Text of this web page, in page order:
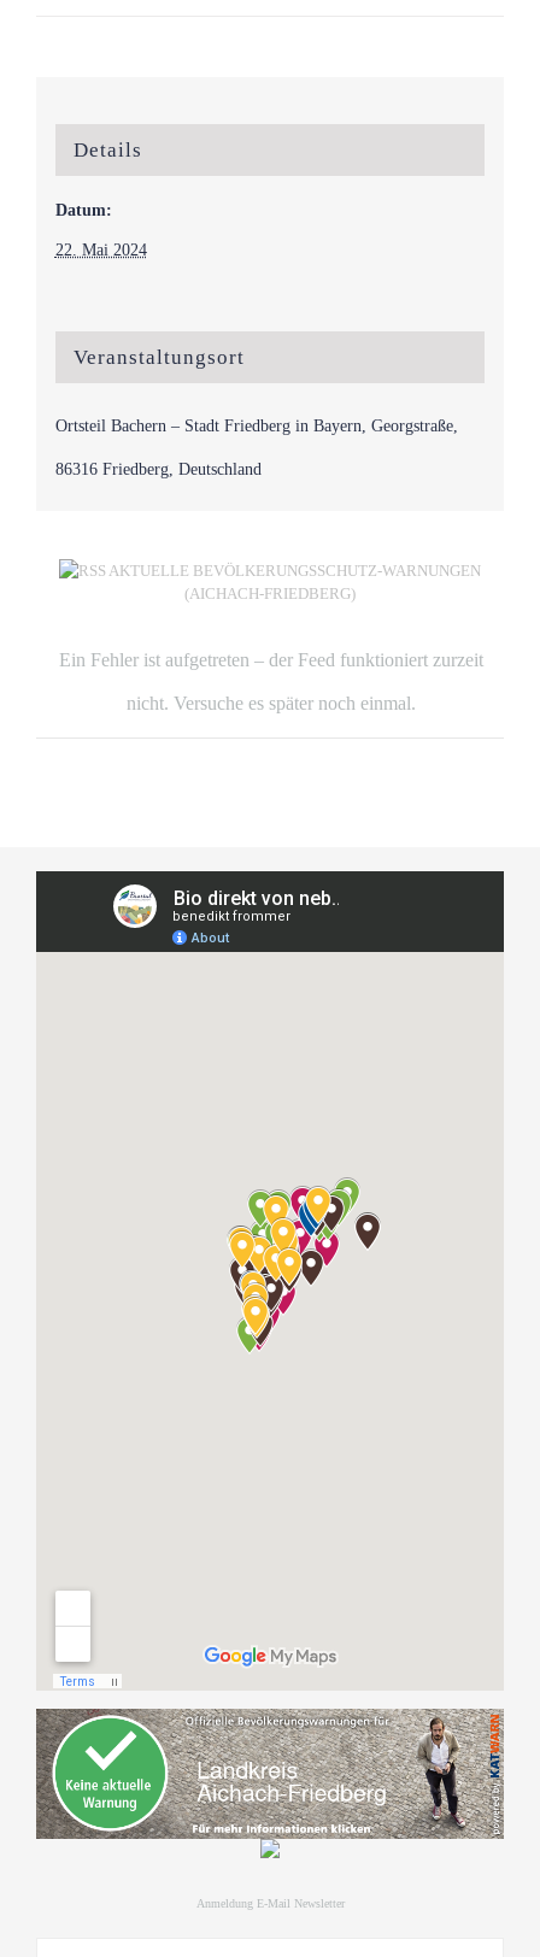
Details
Datum:
22. Mai 2024
Veranstaltungsort
Ortsteil Bachern – Stadt Friedberg in Bayern, Georgstraße,
86316 Friedberg, Deutschland
AKTUELLE BEVÖLKERUNGSSCHUTZ-WARNUNGEN
(AICHACH-FRIEDBERG)
Ein Fehler ist aufgetreten – der Feed funktioniert zurzeit
nicht. Versuche es später noch einmal.
Anmeldung E-Mail Newsletter